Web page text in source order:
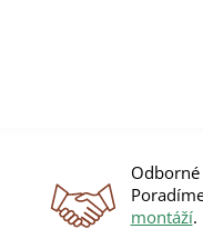
montáží.